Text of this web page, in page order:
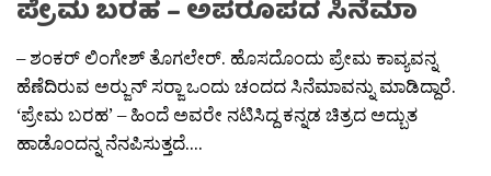
ಪ್ರೇಮ ಬರಹ – ಅಪರೂಪದ ಸಿನೆಮಾ
– ಶಂಕರ್ ಲಿಂಗೇಶ್ ತೊಗಲೇರ್. ಹೊಸದೊಂದು ಪ್ರೇಮ ಕಾವ್ಯವನ್ನ
ಹೆಣೆದಿರುವ ಅರ‍್ಜುನ್ ಸರ‍್ಜಾ ಒಂದು ಚಂದದ ಸಿನೆಮಾವನ್ನು ಮಾಡಿದ್ದಾರೆ.
‘ಪ್ರೇಮ ಬರಹ’ – ಹಿಂದೆ ಅವರೇ ನಟಿಸಿದ್ದ ಕನ್ನಡ ಚಿತ್ರದ ಅದ್ಬುತ
ಹಾಡೊಂದನ್ನ ನೆನಪಿಸುತ್ತದೆ....